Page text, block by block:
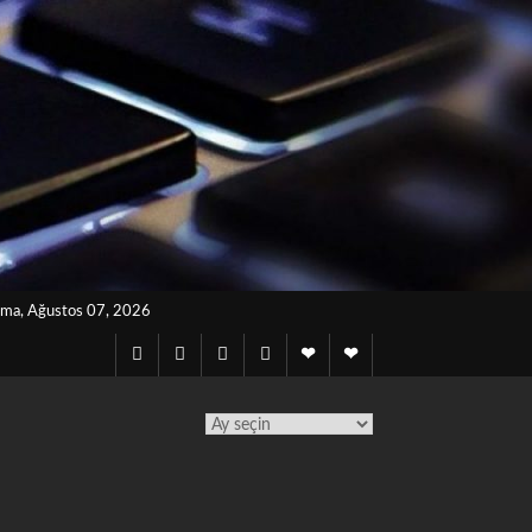
Ağustos 07, 2026
Twitter InstagramFacebookLınkedınNotesTelegram
TÜM